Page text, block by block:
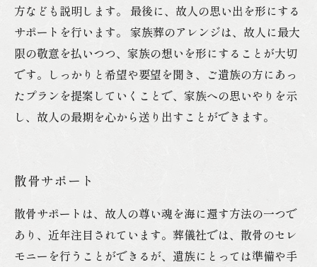
方なども説明します。 最後に、故人の思い出を形にする
サポートを行います。 家族葬のアレンジは、故人に最大
限の敬意を払いつつ、家族の想いを形にすることが大切
です。しっかりと希望や要望を聞き、ご遺族の方にあっ
たプランを提案していくことで、家族への思いやりを示
し、故人の最期を心から送り出すことができます。
散骨サポート
散骨サポートは、故人の尊い魂を海に還す方法の一つで
あり、近年注目されています。葬儀社では、散骨のセレ
モニーを行うことができるが、遺族にとっては準備や手